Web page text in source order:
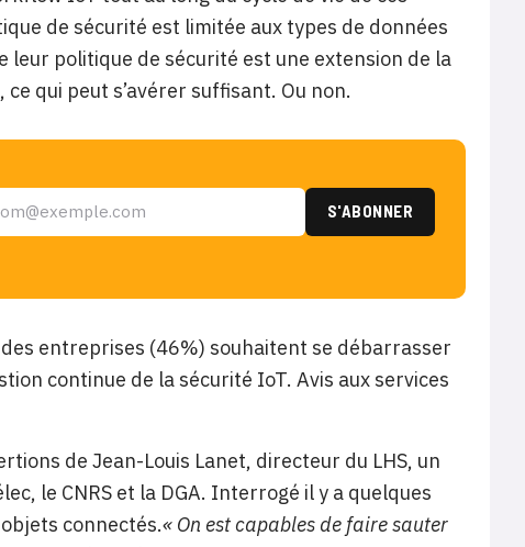
de sécurité est limitée aux types de données
politique de sécurité est une extension de la
qui peut s’avérer suffisant. Ou non.
entreprises (46%) souhaitent se débarrasser
continue de la sécurité IoT. Avis aux services
de Jean-Louis Lanet, directeur du LHS, un
le CNRS et la DGA. Interrogé il y a quelques
connectés.« On est capables de faire sauter